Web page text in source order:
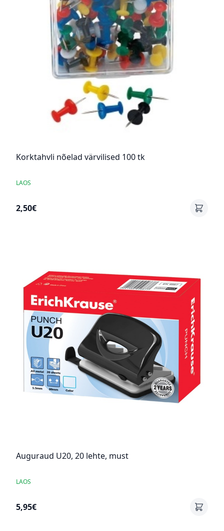
Korktahvli nõelad värvilised 100 tk
LAOS
2,50€
Auguraud U20, 20 lehte, must
LAOS
5,95€